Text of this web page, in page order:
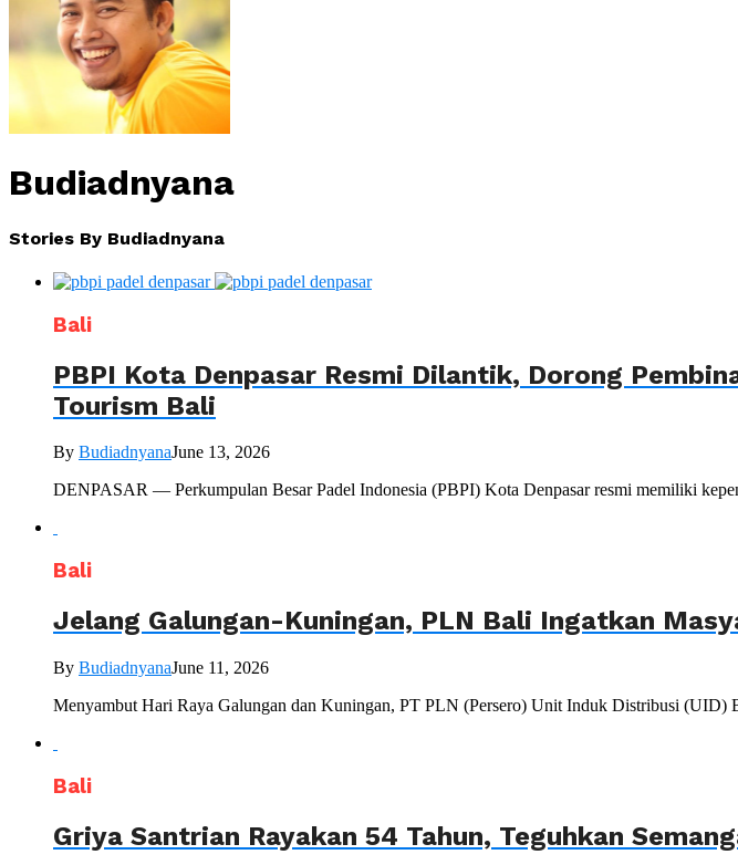
Budiadnyana
Stories By Budiadnyana
Bali
PBPI Kota Denpasar Resmi Dilantik, Dorong
Tourism Bali
By BudiadnyanaJune 13, 2026
DENPASAR — Perkumpulan Besar Padel Indonesia (PBPI) Kota Denpasar resmi memiliki
Bali
Jelang Galungan-Kuningan, PLN Bali Ingatkan
By BudiadnyanaJune 11, 2026
Menyambut Hari Raya Galungan dan Kuningan, PT PLN (Persero) Unit Induk Distribusi (UID)
Bali
Griya Santrian Rayakan 54 Tahun, Teguhkan